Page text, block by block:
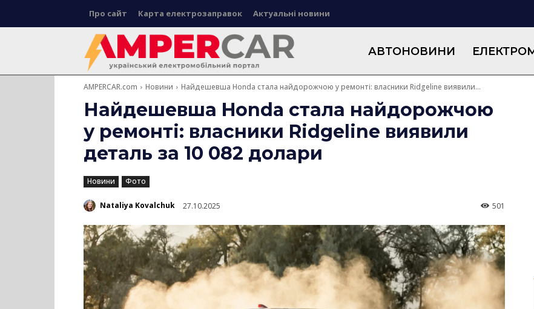
Про сайт Карта електрозаправок Актуальні новини
АВТОНОВИНИ
AMPERCAR.com Новини Найдешевша Honda стала найдорожчою у ремонті: власники Ridgeline виявили...
Найдешевша Honda стала найдорожчою
у ремонті: власники Ridgeline виявили
деталь за 10 082 долари
Новини Фото
Nataliya Kovalchuk 27.10.2025 501